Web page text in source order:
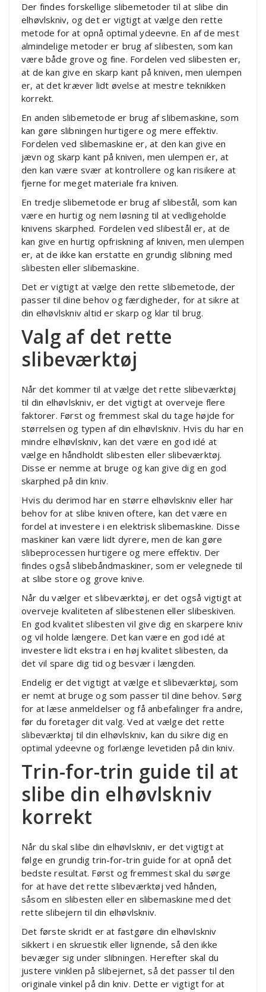
Der findes forskellige slibemetoder til at slibe din
elhøvlskniv, og det er vigtigt at vælge den rette
metode for at opnå optimal ydeevne. En af de mest
almindelige metoder er brug af slibesten, som kan
være både grove og fine. Fordelen ved slibesten er,
at de kan give en skarp kant på kniven, men ulempen
er, at det kræver lidt øvelse at mestre teknikken
korrekt.
En anden slibemetode er brug af slibemaskine, som
kan gøre slibningen hurtigere og mere effektiv.
Fordelen ved slibemaskine er, at den kan give en
jævn og skarp kant på kniven, men ulempen er, at
den kan være svær at kontrollere og kan risikere at
fjerne for meget materiale fra kniven.
En tredje slibemetode er brug af slibestål, som kan
være en hurtig og nem løsning til at vedligeholde
knivens skarphed. Fordelen ved slibestål er, at de
kan give en hurtig opfriskning af kniven, men ulempen
er, at de ikke kan erstatte en grundig slibning med
slibesten eller slibemaskine.
Det er vigtigt at vælge den rette slibemetode, der
passer til dine behov og færdigheder, for at sikre at
din elhøvlskniv altid er skarp og klar til brug.
Valg af det rette
slibeværktøj
Når det kommer til at vælge det rette slibeværktøj
til din elhøvlskniv, er det vigtigt at overveje flere
faktorer. Først og fremmest skal du tage højde for
størrelsen og typen af din elhøvlskniv. Hvis du har en
mindre elhøvlskniv, kan det være en god idé at
vælge en håndholdt slibesten eller slibeværktøj.
Disse er nemme at bruge og kan give dig en god
skarphed på din kniv.
Hvis du derimod har en større elhøvlskniv eller har
behov for at slibe kniven oftere, kan det være en
fordel at investere i en elektrisk slibemaskine. Disse
maskiner kan være lidt dyrere, men de kan gøre
slibeprocessen hurtigere og mere effektiv. Der
findes også slibebåndmaskiner, som er velegnede til
at slibe store og grove knive.
Når du vælger et slibeværktøj, er det også vigtigt at
overveje kvaliteten af slibestenen eller slibeskiven.
En god kvalitet slibesten vil give dig en skarpere kniv
og vil holde længere. Det kan være en god idé at
investere lidt ekstra i en høj kvalitet slibesten, da
det vil spare dig tid og besvær i længden.
Endelig er det vigtigt at vælge et slibeværktøj, som
er nemt at bruge og som passer til dine behov. Sørg
for at læse anmeldelser og få anbefalinger fra andre,
før du foretager dit valg. Ved at vælge det rette
slibeværktøj til din elhøvlskniv, kan du sikre dig en
optimal ydeevne og forlænge levetiden på din kniv.
Trin-for-trin guide til at
slibe din elhøvlskniv
korrekt
Når du skal slibe din elhøvlskniv, er det vigtigt at
følge en grundig trin-for-trin guide for at opnå det
bedste resultat. Først og fremmest skal du sørge
for at have det rette slibeværktøj ved hånden,
såsom en slibesten eller en slibemaskine med det
rette slibejern til din elhøvlskniv.
Det første skridt er at fastgøre din elhøvlskniv
sikkert i en skruestik eller lignende, så den ikke
bevæger sig under slibningen. Herefter skal du
justere vinklen på slibejernet, så det passer til den
originale vinkel på din kniv. Dette er vigtigt for at